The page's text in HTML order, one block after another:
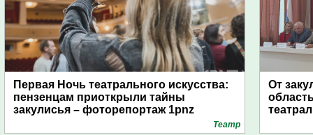
Первая Ночь театрального искусства:
пензенцам приоткрыли тайны
закулисья – фоторепортаж 1pnz
Театр
От